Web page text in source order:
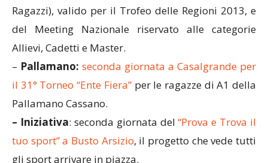
Ragazzi), valido per il Trofeo delle Regioni 2013, e
del Meeting Nazionale riservato alle categorie
Allievi, Cadetti e Master.
– Pallamano: seconda giornata a Casalgrande per
il 31° Torneo “Ente Fiera”per le ragazze di A1 della
Pallamano Cassano.
– Iniziativa: seconda giornata del“Prova e Trova il
tuo sport” a Busto Arsizio, il progetto che vede tutti
gli sport arrivare in piazza.